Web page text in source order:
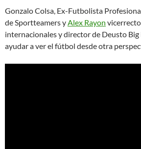
Gonzalo Colsa, Ex-Futbolista
de Sportteamers y Alex Rayon
internacionales y director de Deusto Big
ayudar a ver el fútbol desde otra